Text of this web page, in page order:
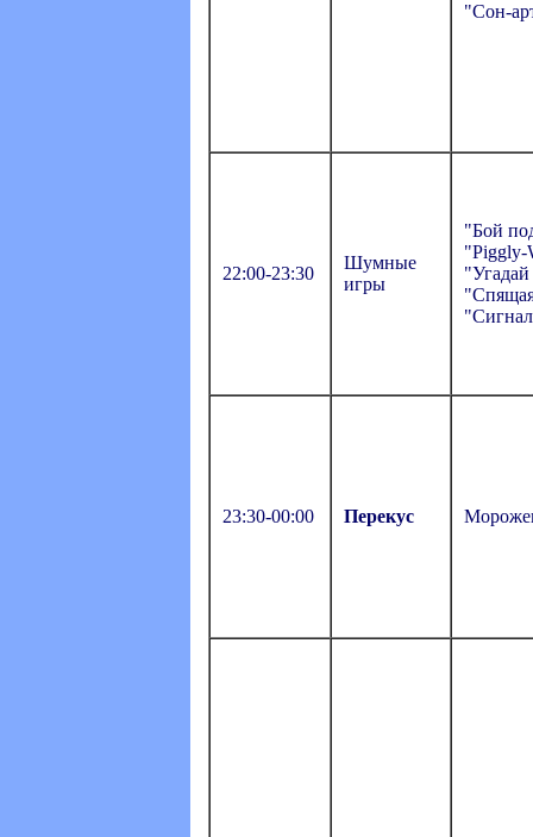
"Сон-
22:00-23:30
Шумные
игры
"Бой
"Piggly-
23:30-00:00 Перекус